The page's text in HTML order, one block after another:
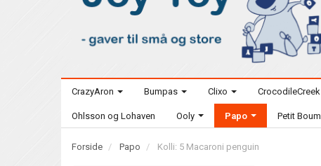
CrazyAron Bumpas Clixo CrocodileCreek
Ohlsson og Lohaven Ooly Papo Petit Boum
Forside Papo Kolli: 5 Macaroni penguin